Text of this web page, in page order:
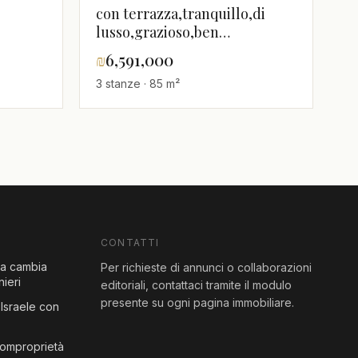
con terrazza,tranquillo,di
lusso,grazioso,ben
di qualità
₪6,591,000
3 stanze · 85 m²
cambia
con
CONTATTI
Per richieste di annunci o collaborazioni
editoriali, contattaci tramite il modulo
presente su ogni pagina immobiliare.